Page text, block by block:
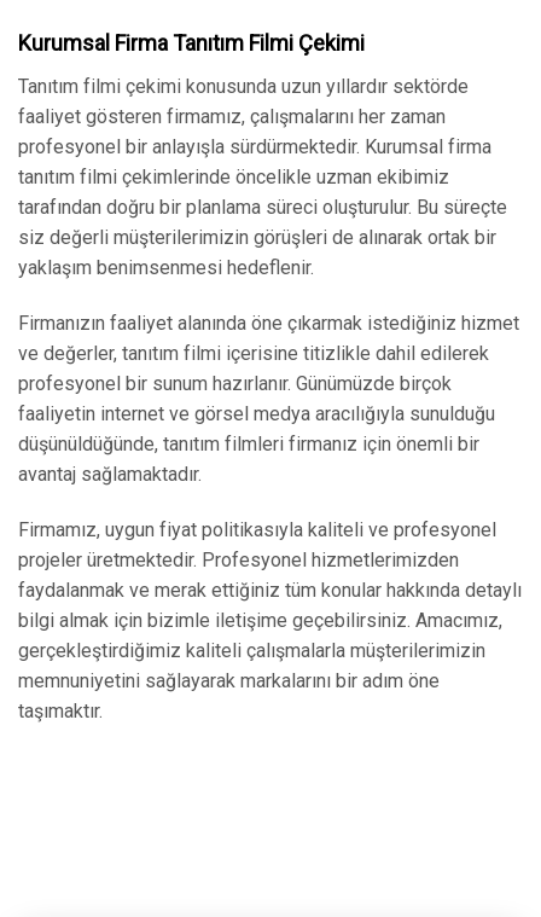
Kurumsal Firma Tanıtım Filmi Çekimi
Tanıtım filmi çekimi konusunda uzun yıllardır sektörde
faaliyet gösteren firmamız, çalışmalarını her zaman
profesyonel bir anlayışla sürdürmektedir. Kurumsal firma
tanıtım filmi çekimlerinde öncelikle uzman ekibimiz
tarafından doğru bir planlama süreci oluşturulur. Bu süreçte
siz değerli müşterilerimizin görüşleri de alınarak ortak bir
yaklaşım benimsenmesi hedeflenir.
Firmanızın faaliyet alanında öne çıkarmak istediğiniz hizmet
ve değerler, tanıtım filmi içerisine titizlikle dahil edilerek
profesyonel bir sunum hazırlanır. Günümüzde birçok
faaliyetin internet ve görsel medya aracılığıyla sunulduğu
düşünüldüğünde, tanıtım filmleri firmanız için önemli bir
avantaj sağlamaktadır.
Firmamız, uygun fiyat politikasıyla kaliteli ve profesyonel
projeler üretmektedir. Profesyonel hizmetlerimizden
faydalanmak ve merak ettiğiniz tüm konular hakkında detaylı
bilgi almak için bizimle iletişime geçebilirsiniz. Amacımız,
gerçekleştirdiğimiz kaliteli çalışmalarla müşterilerimizin
memnuniyetini sağlayarak markalarını bir adım öne
taşımaktır.